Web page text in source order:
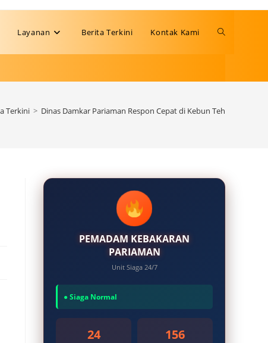
Layanan Berita Terkini Kontak Kami Toggle
Terkini > Dinas Damkar Pariaman Respon Cepat di Kebun Teh
PEMADAM KEBAKARAN
PARIAMAN
Unit Siaga 24/7
● Siaga Normal
24 156